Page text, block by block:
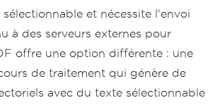
et nécessite l'envoi
à des serveurs externes pour
offre une option différente : une
de traitement qui génère de
avec du texte sélectionnable